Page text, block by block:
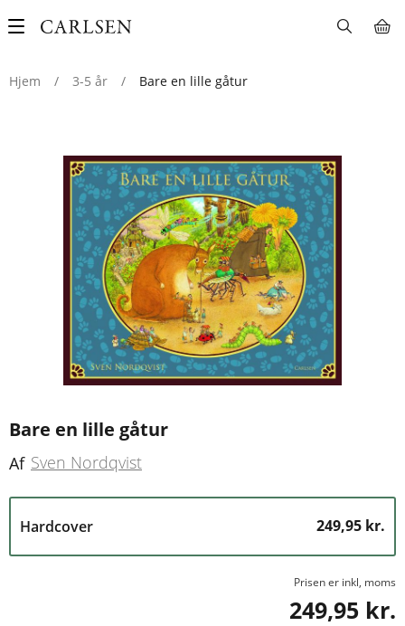
Main
Hjem
/ 3-5 år / Bare en lille gåtur
Bare en lille gåtur
Af Sven Nordqvist
Hardcover 249,95 kr.
Prisen er inkl, moms
249,95 kr.